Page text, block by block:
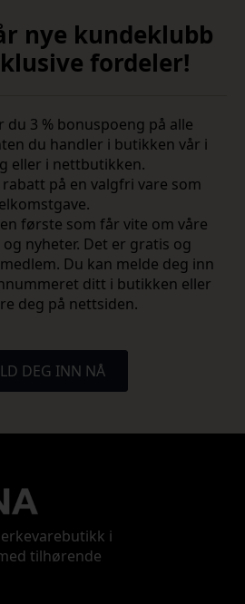
nye kundeklubb
fordeler!
du 3 % bonuspoeng på alle
du handler i butikken vår i
eller i nettbutikken.
rabatt på en valgfri vare som
første som får vite om våre
nyheter. Det er gratis og
Du kan melde deg inn
ditt i butikken eller
deg på nettsiden.
DEG INN NÅ
i
tilhørende